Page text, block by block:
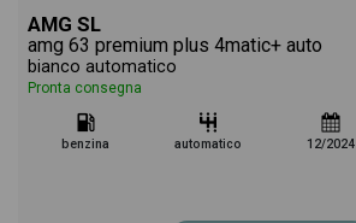
AMG SL
amg 63 premium plus 4matic+ auto
bianco automatico
Pronta consegna
benzina automatico 12/2024